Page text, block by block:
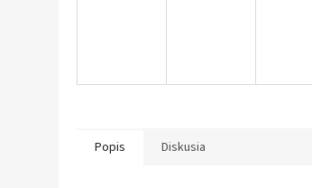
Popis Diskusia